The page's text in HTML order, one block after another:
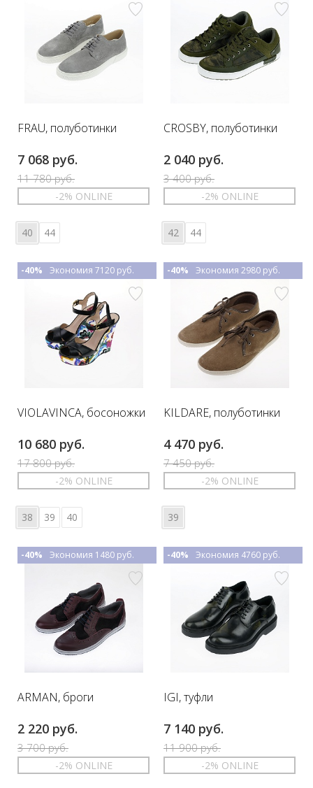
FRAU, полуботинки
7 068 руб.
11 780 руб.
-2% ONLINE
40 44
CROSBY, полуботинки
2 040 руб.
3 400 руб.
-2% ONLINE
42 44
VIOLAVINCA, босоножки
10 680 руб.
17 800 руб.
-40% Экономия 7120 руб.
-2% ONLINE
38 39 40
KILDARE, полуботинки
4 470 руб.
7 450 руб.
-40% Экономия 2980 руб.
-2% ONLINE
39
ARMAN, броги
2 220 руб.
3 700 руб.
-40% Экономия 1480 руб.
-2% ONLINE
IGI, туфли
7 140 руб.
11 900 руб.
-40% Экономия 4760 руб.
-2% ONLINE